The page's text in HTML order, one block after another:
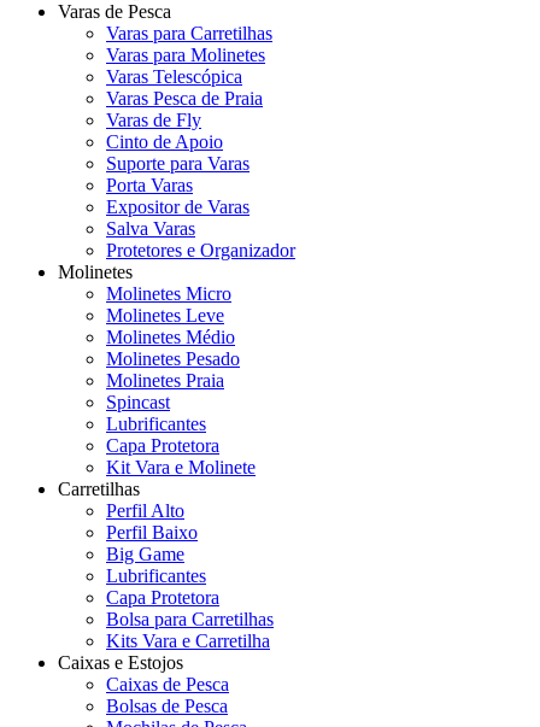
Varas de Pesca
Varas para Carretilhas
Varas para Molinetes
Varas Telescópica
Varas Pesca de Praia
Varas de Fly
Cinto de Apoio
Suporte para Varas
Porta Varas
Expositor de Varas
Salva Varas
Protetores e Organizador
Molinetes
Molinetes Micro
Molinetes Leve
Molinetes Médio
Molinetes Pesado
Molinetes Praia
Spincast
Lubrificantes
Capa Protetora
Kit Vara e Molinete
Carretilhas
Perfil Alto
Perfil Baixo
Big Game
Lubrificantes
Capa Protetora
Bolsa para Carretilhas
Kits Vara e Carretilha
Caixas e Estojos
Caixas de Pesca
Bolsas de Pesca